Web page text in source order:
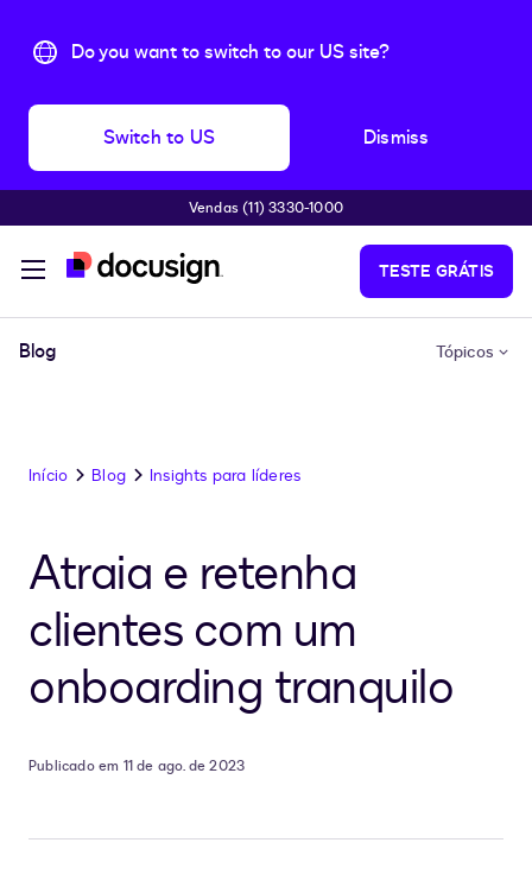
Do you want to switch to our US site?
Switch to US Dismiss
Pular para o conteúdo principal
Vendas (11) 3330-1000
TESTE GRÁTIS
Blog Tópicos
Início Blog Insights para líderes
Atraia e retenha
clientes com um
onboarding tranquilo
Publicado em 11 de ago. de 2023